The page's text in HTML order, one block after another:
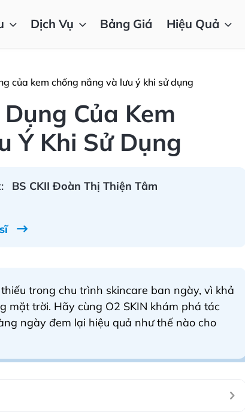
Dịch Vụ Bảng Giá Hiệu Quả
của kem chống nắng và lưu ý khi sử dụng
Của Kem
Ý Khi Sử Dụng
BS CKII Đoàn Thị Thiện Tâm
trong chu trình skincare ban ngày, vì khả
mặt trời. Hãy cùng O2 SKIN khám phá tác
ngày đem lại hiệu quả như thế nào cho